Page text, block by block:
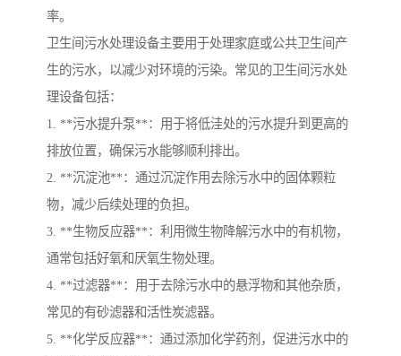
率。
卫生间污水处理设备主要用于处理家庭或公共卫生间产
生的污水，以减少对环境的污染。常见的卫生间污水处
理设备包括：
1. **污水提升泵**：用于将低洼处的污水提升到更高的
排放位置，确保污水能够顺利排出。
2. **沉淀池**：通过沉淀作用去除污水中的固体颗粒
物，减少后续处理的负担。
3. **生物反应器**：利用微生物降解污水中的有机物，
通常包括好氧和厌氧生物处理。
4. **过滤器**：用于去除污水中的悬浮物和其他杂质，
常见的有砂滤器和活性炭滤器。
5. **化学反应器**：通过添加化学药剂，促进污水中的